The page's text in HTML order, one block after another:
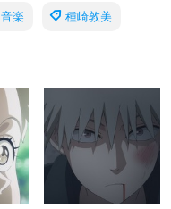
音楽 種崎敦美